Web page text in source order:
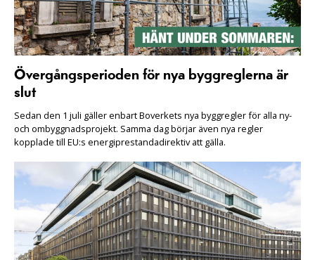
Övergångsperioden för nya byggreglerna är
slut
Sedan den 1 juli gäller enbart Boverkets nya byggregler för alla ny-
och ombyggnadsprojekt. Samma dag börjar även nya regler
kopplade till EU:s energiprestandadirektiv att gälla.